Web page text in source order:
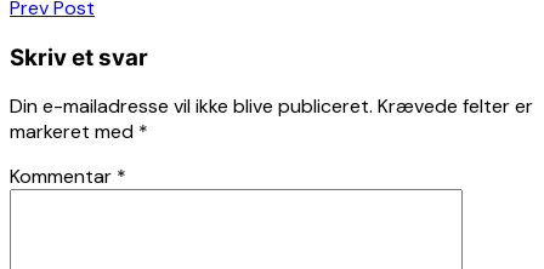
Indlægsnavigation
Prev Post
Skriv et svar
Din e-mailadresse vil ikke blive publiceret. Krævede felter er
markeret med *
Kommentar *